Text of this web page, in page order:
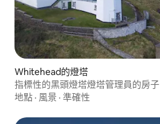
Whitehead的燈塔
指標性的黑頭燈塔燈塔管理員的房子
地點 · 風景 · 準確性